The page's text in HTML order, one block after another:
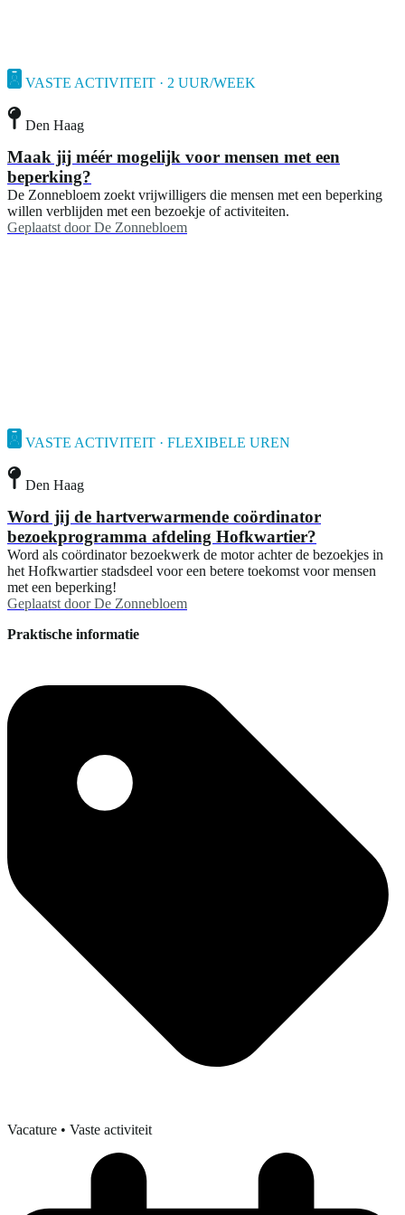
VASTE ACTIVITEIT · 2 UUR/WEEK
Den Haag
Maak jij méér mogelijk voor mensen met een
beperking?
De Zonnebloem zoekt vrijwilligers die mensen met een beperking
willen verblijden met een bezoekje of activiteiten.
Geplaatst door De Zonnebloem
VASTE ACTIVITEIT · FLEXIBELE UREN
Den Haag
Word jij de hartverwarmende coördinator
bezoekprogramma afdeling Hofkwartier?
Word als coördinator bezoekwerk de motor achter de bezoekjes in
het Hofkwartier stadsdeel voor een betere toekomst voor mensen
met een beperking!
Geplaatst door De Zonnebloem
Praktische informatie
Vacature • Vaste activiteit